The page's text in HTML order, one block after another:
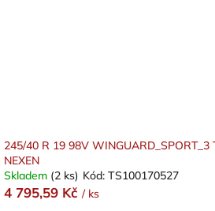
245/40 R 19 98V WINGUARD_SPORT_3
NEXEN
Skladem (2 ks) Kód: TS100170527
4 795,59 Kč / ks